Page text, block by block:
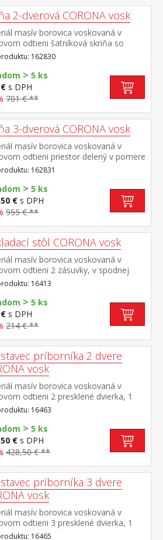
2-dverová CORONA vosk
masív borovica voskovaná v
odtieni šatníková skriňa so
tyčou a policou na klobúky
ozdobné úchytky súčasť zostavy
162830
> 5 ks
s DPH
701 € **
3-dverová CORONA vosk
masív borovica voskovaná v
odtieni priestor delený v pomere
časť šatníková tyč a polica na
užšia časť 3 police z toho 2
kovové ozdobné úchytky súčasť
Corona
162831
> 5 ks
€ s DPH
955 € **
stôl CORONA vosk
masív borovica voskovaná v
odtieni 2 zásuvky, v spodnej
kovové ozdobné úchytky súčasť
Corona
16413
> 5 ks
s DPH
214 € **
príborníka 2 dvere
vosk
masív borovica voskovaná v
odtieni 2 presklené dvierka, 1
kovové ozdobné úchytky vhodný
ku komode CORONA 16263 alebo
súčasť zostavy Corona
16463
> 5 ks
€ s DPH
428,50 € **
príborníka 3 dvere
vosk
masív borovica voskovaná v
odtieni 3 presklené dvierka, 1
kovové ozdobné úchytky vhodný
16465